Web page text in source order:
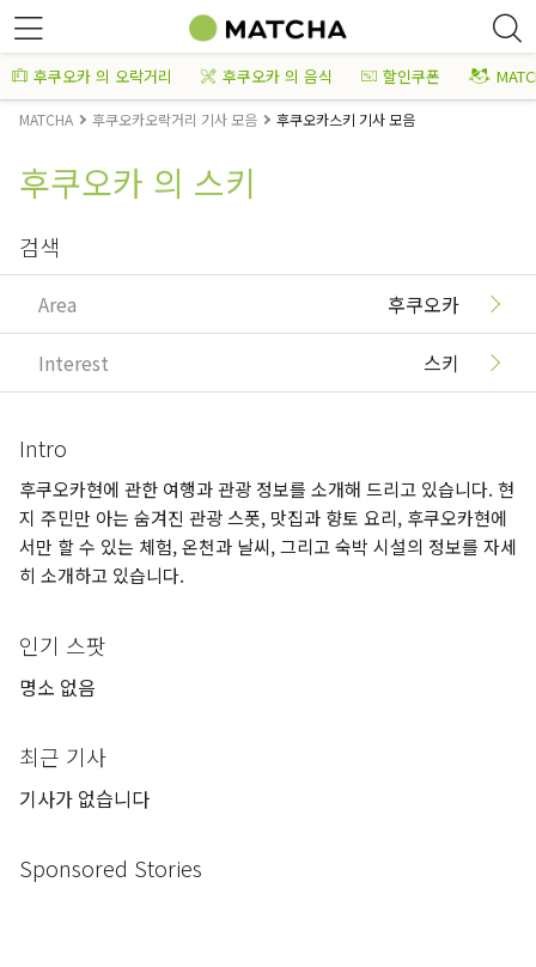
후쿠오카 의 오락거리 후쿠오카 의 음식 할인쿠폰
MATCHA 후쿠오카오락거리 기사 모음 후쿠오카스키 기사 모음
후쿠오카 의 스키
검색
Area 후쿠오카
Interest 스키
Intro
후쿠오카현에 관한 여행과 관광 정보를 소개해 드리고 있습니다. 현
지 주민만 아는 숨겨진 관광 스폿, 맛집과 향토 요리, 후쿠오카현에
서만 할 수 있는 체험, 온천과 날씨, 그리고 숙박 시설의 정보를 자세
히 소개하고 있습니다.
인기 스팟
명소 없음
최근 기사
기사가 없습니다
Sponsored Stories